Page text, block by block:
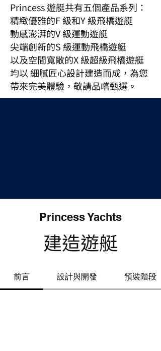
Princess 遊艇共有五個產品系列：
精緻優雅的F 級和Y 級飛橋遊艇
動感澎湃的V 級運動遊艇
尖端創新的S 級運動飛橋遊艇
以及空間寬敞的X 級超級飛橋遊艇
均以 細膩匠心設計建造而成，為您
帶來完美體驗，敬請品嚐甄選。
Princess Yachts
建造遊艇
前言 設計與開發 預裝階段